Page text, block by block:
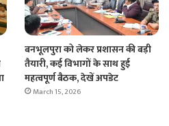
बनभूलपुरा को लेकर प्रशासन की बड़ी
तैयारी, कई विभागों के साथ हुई
महत्वपूर्ण बैठक, देखें अपडेट
March 15, 2026